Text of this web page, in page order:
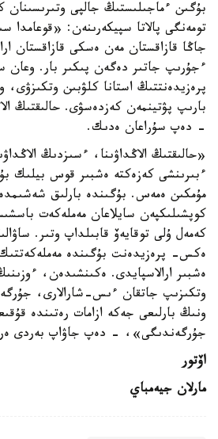
بۇگىن ءماجىلىستىڭ جالپى
تومەنگى پالاتا سپيكەرىنەن: «قوعامدا
جاڭا قازاقستان مەن ەسكى قازاقستان
ءجۇرىپ جاتىر دەگەن پىكىر بار.
پرەزيدەنتتىڭ استانا كلۋبىن
بارىپ پۋتينمەن كەزدەسۋى. حالىقتىڭ
- دەپ سۇراعان ەدىك.
«حالىقتىڭ الاڭداۋىنا، ءسىزدىڭ
ءبىرىنشى كەزەكتە ەشبىر قوس بيلىك
مۇمكىن ەمەس. بۇگىندە بارلىق
كوپشىلىكپەن سايلاعان مەملەكەت
كەمەل ۇلى توقايەۆ قابىلداپ وتىر.
ەكس- پرەزيدەنت بۇگىندە مەملەكەتتىك
ەشبىر ارالاسپايدى. ەكىنشىدەن،
وتكىزىپ جاتقان ءىس-شارالارى،
ونىڭ بارلىعى جەكە ازامات رەتىندە
جۇرگەندىگى»، - دەپ جاۋاپ بەردى
اۆتور
مارلان جيەمباي